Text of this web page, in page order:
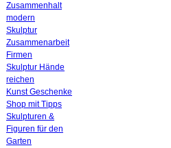
Zusammenhalt
modern
Skulptur
Zusammenarbeit
Firmen
Skulptur Hände
reichen
Kunst Geschenke
Shop mit Tipps
Skulpturen &
Figuren für den
Garten